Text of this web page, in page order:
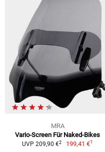
MRA
Vario-Screen Für Naked-Bikes
UVP 209,90 €2 199,41 €1